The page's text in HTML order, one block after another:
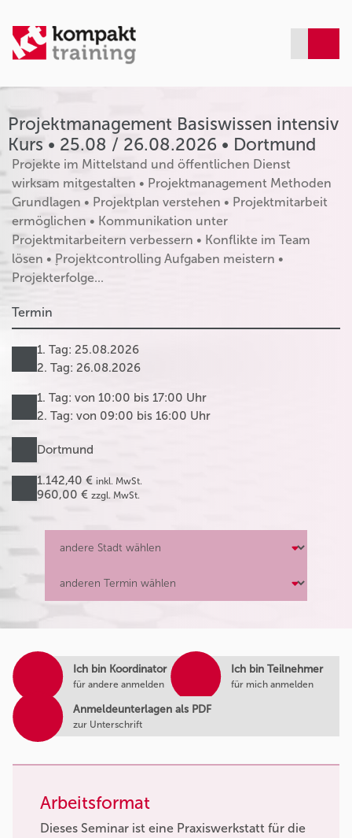
Projektmanagement Basiswissen intensiv
Kurs • 25.08 / 26.08.2026 • Dortmund
Projekte im Mittelstand und öffentlichen Dienst
wirksam mitgestalten • Projektmanagement Methoden
Grundlagen • Projektplan verstehen • Projektmitarbeit
ermöglichen • Kommunikation unter
Projektmitarbeitern verbessern • Konflikte im Team
lösen • ׇProjektcontrolling Aufgaben meistern •
Projekterfolge...
Termin
1. Tag: 25.08.2026
2. Tag: 26.08.2026
1. Tag: von 10:00 bis 17:00 Uhr
2. Tag: von 09:00 bis 16:00 Uhr
Dortmund
1.142,40 € inkl. MwSt.
960,00 € zzgl. MwSt.
Arbeitsformat
Dieses Seminar ist eine Praxiswerkstatt für die
Ich bin Koordinator
für andere anmelden
Ich bin Teilnehmer
für mich anmelden
Anmeldeunterlagen als PDF
zur Unterschrift